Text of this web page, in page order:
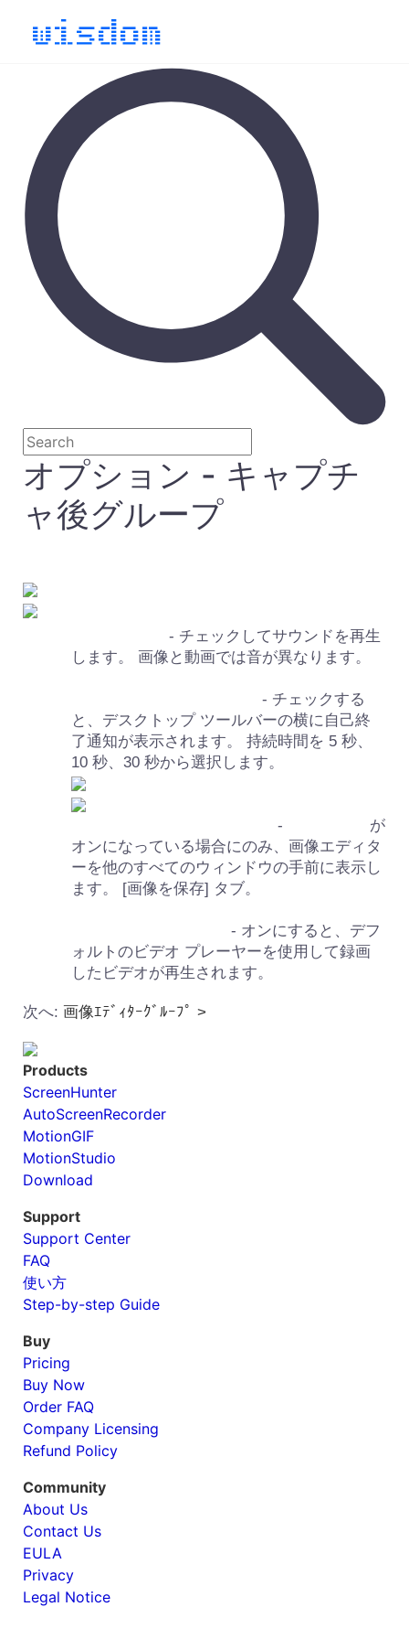
オプション - キャプチ
ャ後グループ
- チェックしてサウンドを再生
します。 画像と動画では音が異なります。
- チェックする
と、デスクトップ ツールバーの横に自己終
了通知が表示されます。 持続時間を 5 秒、
10 秒、30 秒から選択します。
-
が
オンになっている場合にのみ、画像エディタ
ーを他のすべてのウィンドウの手前に表示し
ます。 [画像を保存] タブ。
- オンにすると、デフ
ォルトのビデオ プレーヤーを使用して録画
したビデオが再生されます。
次へ: 画像ｴﾃﾞｨﾀｰｸﾞﾙｰﾌﾟ >
Products
ScreenHunter
AutoScreenRecorder
MotionGIF
MotionStudio
Download
Support
Support Center
FAQ
使い方
Step-by-step Guide
Buy
Pricing
Buy Now
Order FAQ
Company Licensing
Refund Policy
Community
About Us
Contact Us
EULA
Privacy
Legal Notice